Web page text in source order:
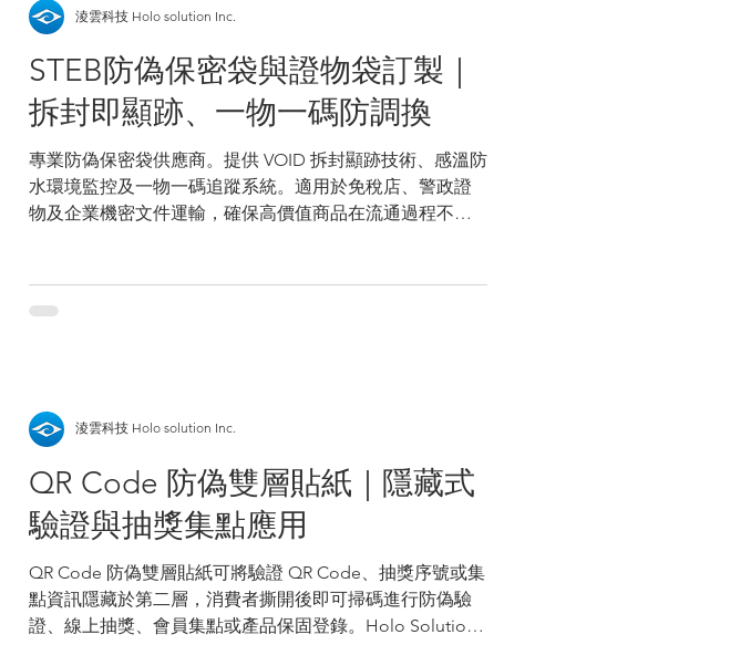
STEB防偽保密袋與證物袋訂製｜
拆封即顯跡、一物一碼防調換
專業防偽保密袋供應商。提供 VOID 拆封顯跡技術、感溫防
水環境監控及一物一碼追蹤系統。適用於免稅店、警政證
物及企業機密文件運輸，確保高價值商品在流通過程不被
淩雲科技 Holo solution Inc.
QR Code 防偽雙層貼紙｜隱藏式
驗證與抽獎集點應用
QR Code 防偽雙層貼紙可將驗證 QR Code、抽獎序號或集
點資訊隱藏於第二層，消費者撕開後即可掃碼進行防偽驗
證、線上抽獎、會員集點或產品保固登錄。Holo Solution
淩雲科技 Holo solution Inc.